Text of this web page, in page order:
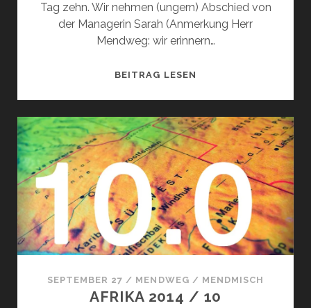
Tag zehn. Wir nehmen (ungern) Abschied von
der Managerin Sarah (Anmerkung Herr
Mendweg: wir erinnern…
BEITRAG LESEN
11
SEPTEMBER 27 / MENDWEG / MENDMISCH
AFRIKA 2014 / 10